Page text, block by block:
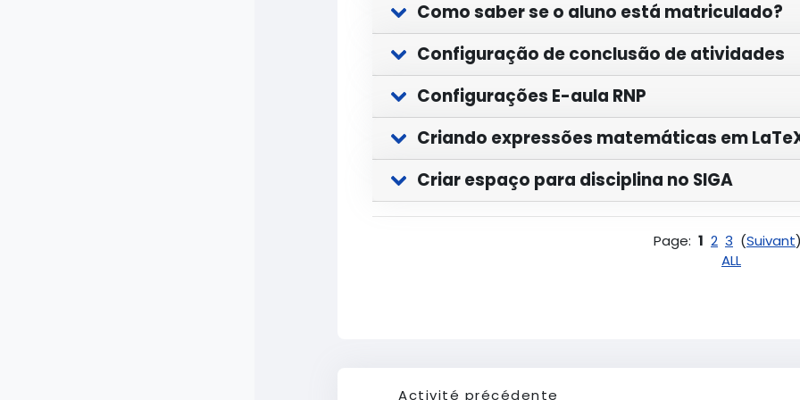
Como saber se o aluno está matriculado?
Configuração de conclusão de atividades
Configurações E-aula RNP
Criando expressões matemáticas em
Criar espaço para disciplina no SIGA
Page: 1 2 3 (Suivant
ALL
Activité précédente